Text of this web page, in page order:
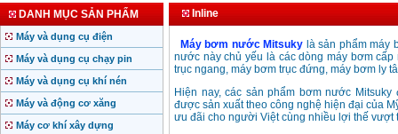
DANH MỤC SẢN PHẨM
Máy và dụng cụ điện
Máy và dụng cụ chạy pin
Máy và dụng cụ khí nén
Máy và động cơ xăng
Máy cơ khí xây dựng
Inline
Máy bơm nước Mitsuky là sản phẩm máy
nước này chủ yếu là các dòng máy bơm
trục ngang, máy bơm trục đứng, máy bơm ly
Hiện nay, các sản phẩm bơm nước
được sản xuất theo công nghệ hiện đại của
ưu đãi cho người Việt cùng nhiều lợi thế